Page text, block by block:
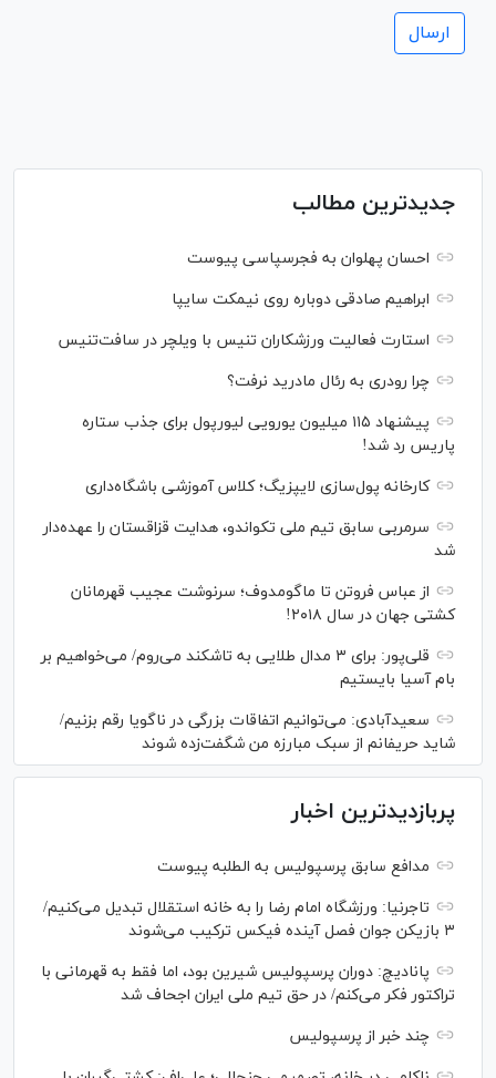
جدیدترین مطالب
احسان پهلوان به فجرسپاسی پیوست
ابراهیم صادقی دوباره روی نیمکت سایپا
استارت فعالیت ورزشکاران تنیس با ویلچر در سافت‌تنیس
چرا رودری به رئال مادرید نرفت؟
پیشنهاد ۱۱۵ میلیون یورویی لیورپول برای جذب ستاره
پاریس رد شد!
کارخانه پول‌سازی لایپزیگ؛ کلاس آموزشی باشگاه‌داری
سرمربی سابق تیم ملی تکواندو، هدایت قزاقستان را عهده‌دار
شد
از عباس فروتن تا ماگومدوف؛ سرنوشت عجیب قهرمانان
کشتی جهان در سال ۲۰۱۸!
قلی‌پور: برای ۳ مدال طلایی به تاشکند می‌روم/ می‌خواهیم بر
بام آسیا بایستیم
سعیدآبادی: می‌توانیم اتفاقات بزرگی در ناگویا رقم بزنیم/
شاید حریفانم از سبک مبارزه من شگفت‌زده شوند
پربازدیدترین اخبار
مدافع سابق پرسپولیس به الطلبه پیوست
تاجرنیا: ورزشگاه امام رضا را به خانه استقلال تبدیل می‌کنیم/
۳ بازیکن جوان فصل آینده فیکس ترکیب می‌شوند
پانادیچ: دوران پرسپولیس شیرین بود، اما فقط به قهرمانی با
تراکتور فکر می‌کنم/ در حق تیم ملی ایران اجحاف شد
چند خبر از پرسپولیس